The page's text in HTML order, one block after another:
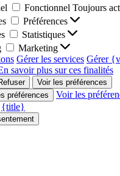
Fonctionnel Toujours
Préférences
Statistiques
Marketing
Gérer les services Gérer
savoir plus sur ces finalités
Voir les préférences
préférences
Voir les
{title}